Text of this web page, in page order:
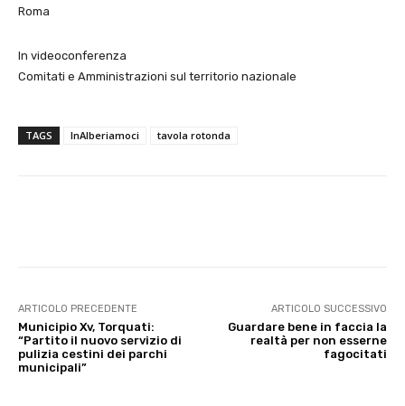
Roma
In videoconferenza
Comitati e Amministrazioni sul territorio nazionale
TAGS InAlberiamoci tavola rotonda
ARTICOLO PRECEDENTE
Municipio Xv, Torquati:
“Partito il nuovo servizio di
pulizia cestini dei parchi
municipali”
ARTICOLO SUCCESSIVO
Guardare bene in faccia la
realtà per non esserne
fagocitati